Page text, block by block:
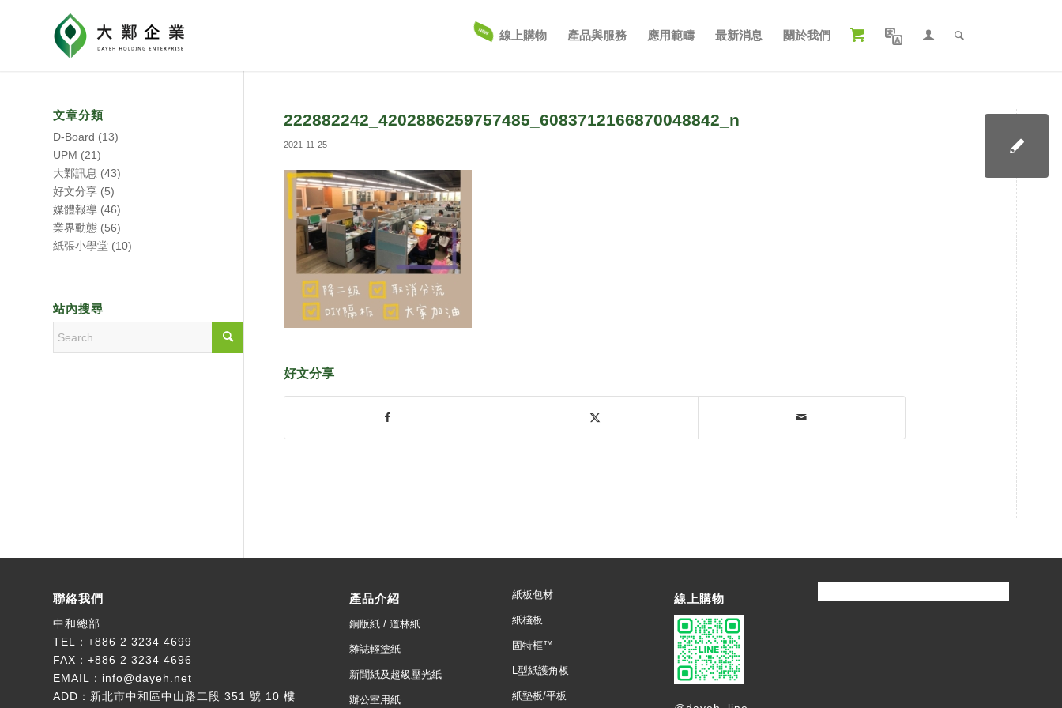
線上購物 產品與服務 應用範疇 最新消息 關於我們
222882242_4202886259757485_6083712166870048842_n
2021-11-25
好文分享
文章分類
D-Board (13)
UPM (21)
大鄴訊息 (43)
好文分享 (5)
媒體報導 (46)
業界動態 (56)
紙張小學堂 (10)
站內搜尋
聯絡我們
中和總部
TEL： +886 2 3234 4699
FAX：+886 2 3234 4696
EMAIL： info@dayeh.net
ADD： 新北市中和區中山路二段 351 號 10 樓
產品介紹
銅版紙 / 道林紙
雜誌輕塗紙
新聞紙及超級壓光紙
辦公室用紙
紙板包材
紙棧板
固特框™
L型紙護角板
紙墊板/平板
線上購物